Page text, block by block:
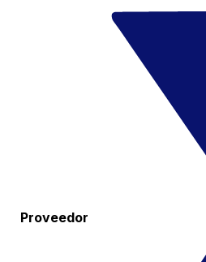
Proveedor